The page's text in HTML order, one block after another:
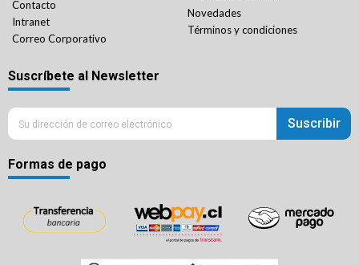
Contacto
Intranet
Correo Corporativo
Novedades
Términos y condiciones
Suscríbete al Newsletter
Suscribir
Formas de pago